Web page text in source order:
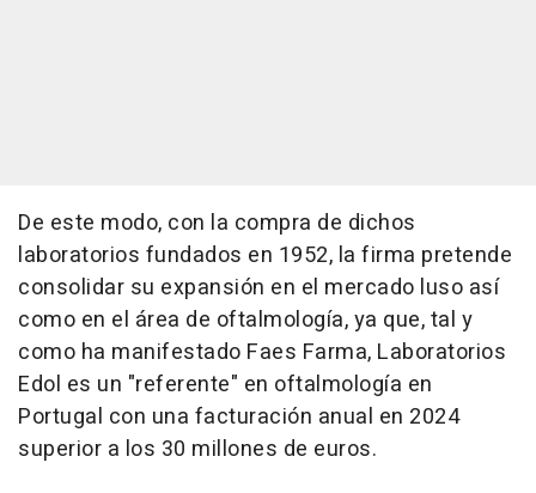
De este modo, con la compra de dichos
laboratorios fundados en 1952, la firma pretende
consolidar su expansión en el mercado luso así
como en el área de oftalmología, ya que, tal y
como ha manifestado Faes Farma, Laboratorios
Edol es un "referente" en oftalmología en
Portugal con una facturación anual en 2024
superior a los 30 millones de euros.